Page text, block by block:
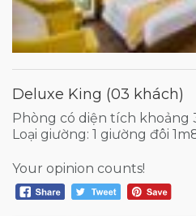
Deluxe King (03 khách)
Phòng có diện tích khoảng
Loại giường: 1 giường đôi
Your opinion counts!